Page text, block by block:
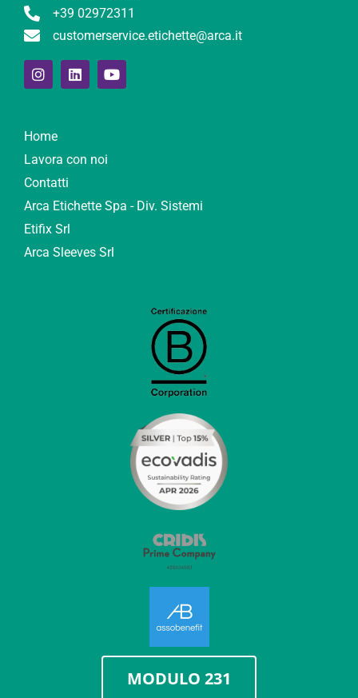
+39 02972311
customerservice.etichette@arca.it
Home
Lavora con noi
Contatti
Arca Etichette Spa - Div. Sistemi
Etifix Srl
Arca Sleeves Srl
MODULO 231